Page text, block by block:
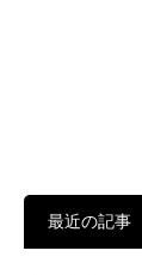
最近の記事